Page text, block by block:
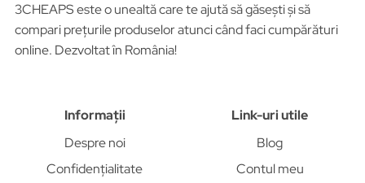
3CHEAPS este o unealtă care te ajută să găsești și să
compari prețurile produselor atunci când faci cumpărături
online. Dezvoltat în România!
Informații
Despre noi
Confidențialitate
Link-uri utile
Blog
Contul meu